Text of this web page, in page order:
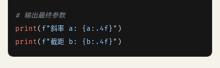
# 输出最终参数
print( f"斜率 a: {a: .4f} "
print( f"截距 b: {b: .4f} " )